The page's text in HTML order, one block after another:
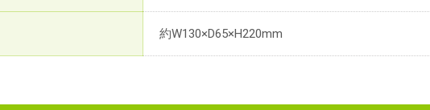
約W130×D65×H220mm